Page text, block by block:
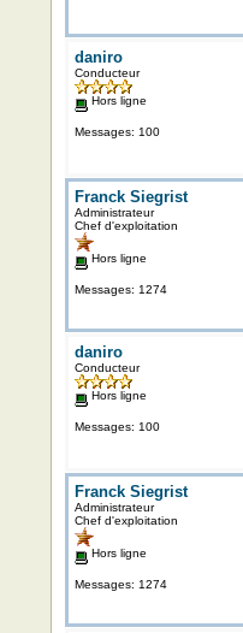
daniro
Conducteur
Hors ligne
Messages: 100
Franck Siegrist
Administrateur
Chef d'exploitation
Hors ligne
Messages: 1274
daniro
Conducteur
Hors ligne
Messages: 100
Franck Siegrist
Administrateur
Chef d'exploitation
Hors ligne
Messages: 1274